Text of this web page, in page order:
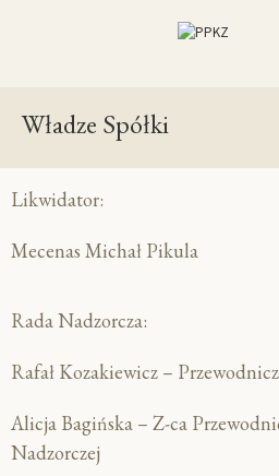
Władze Spółki
Likwidator:
Mecenas Michał Pikula
Rada Nadzorcza:
Rafał Kozakiewicz –
Alicja Bagińska – Z-ca
Nadzorczej